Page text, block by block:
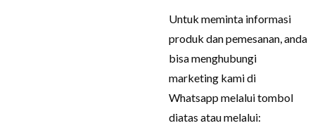
Untuk meminta informasi
produk dan pemesanan, anda
bisa menghubungi
marketing kami di
Whatsapp melalui tombol
diatas atau melalui: